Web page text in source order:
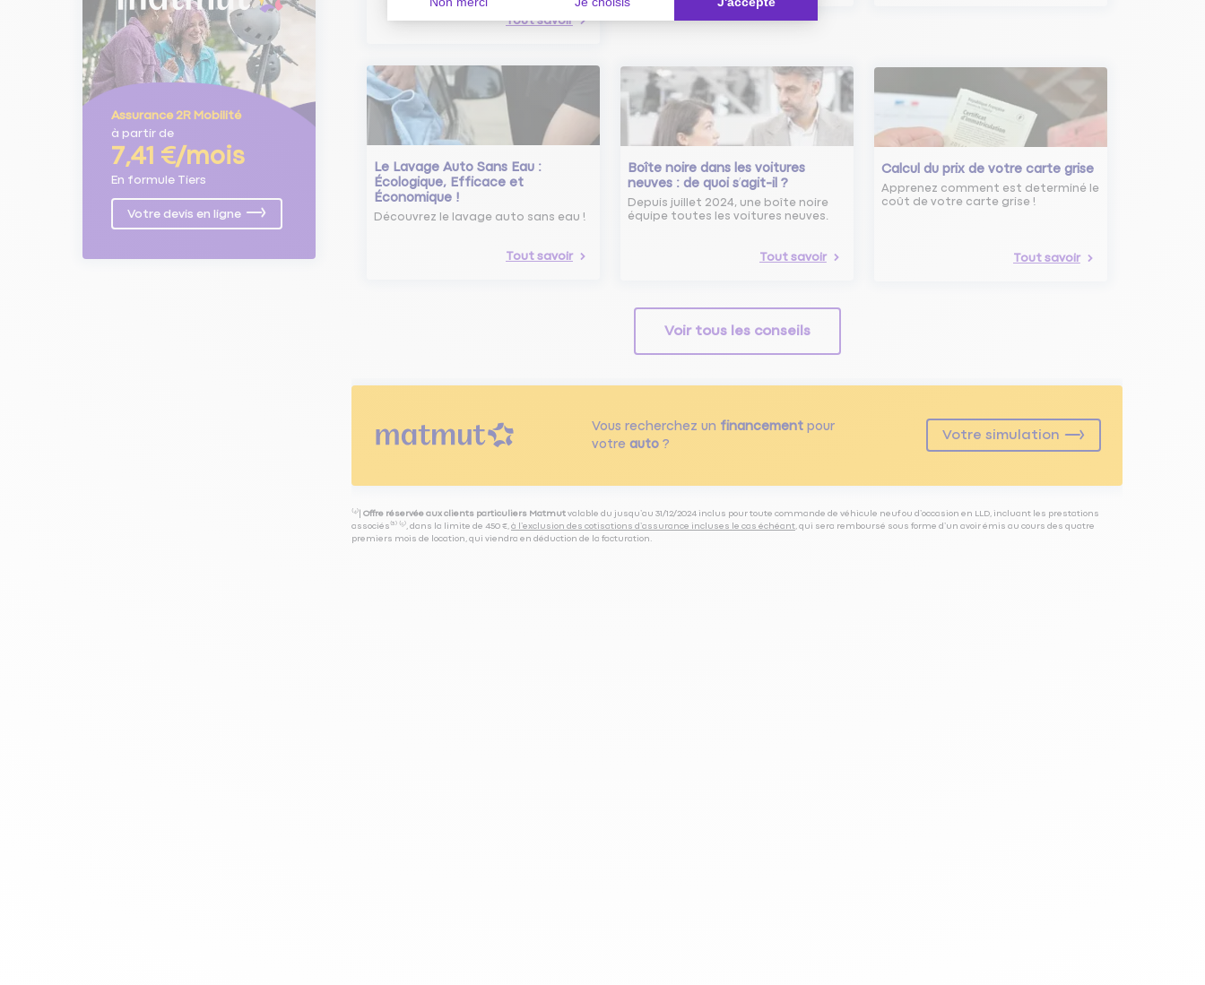
Assurance 2R Mobilité
à partir de
7,41 €/mois
En formule Tiers
Votre devis en ligne
Tout savoir
Le Lavage Auto Sans Eau :
Écologique, Efficace et
Économique !
Découvrez le lavage auto sans eau !
Tout savoir
Boîte noire dans les voitures
neuves : de quoi s’agit-il ?
Depuis juillet 2024, une boîte noire
équipe toutes les voitures neuves.
Tout savoir
Calcul du prix de votre carte grise
Apprenez comment est determiné le
coût de votre carte grise !
Tout savoir
Voir tous les conseils
Vous recherchez un financementpour
votre auto?
Votre simulation
⁽⁴⁾| Offre réservée aux clients particuliers Matmut valable du jusqu’au 31/12/2024 inclus pour toute commande de véhicule neuf ou d’occasion en LLD, incluant les prestations
associés⁽³⁾ ⁽⁵⁾, dans la limite de 450 €, à l’exclusion des cotisations d’assurance incluses le cas échéant , qui sera remboursé sous forme d’un avoir émis au cours des quatre
premiers mois de location, qui viendra en déduction de la facturation.